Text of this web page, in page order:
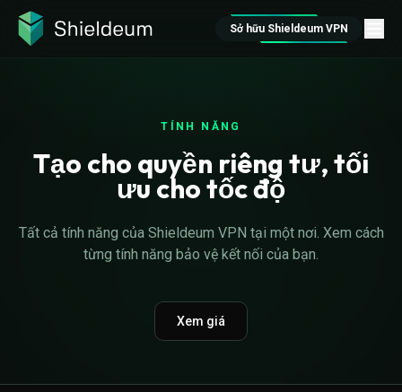
Sở hữu Shieldeum VPN
TÍNH NĂNG
Tạo cho quyền riêng tư, tối
ưu cho tốc độ
Tất cả tính năng của Shieldeum VPN tại một nơi. Xem cách
từng tính năng bảo vệ kết nối của bạn.
Xem giá